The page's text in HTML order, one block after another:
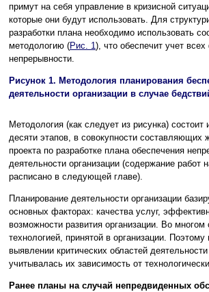
примут на себя управление в кризисной
которые они будут использовать. Для
разработки плана необходимо использовать
методологию (Рис. 1), что обеспечит учет
непрерывности.
Рисунок 1. Методология планирования
деятельности организации в случае
Методология (как следует из рисунка) состоит
десяти этапов, в совокупности составляющих
проекта по разработке плана обеспечения
деятельности организации (содержание работ
расписано в следующей главе).
Планирование деятельности организации
основных факторах: качества услуг,
возможности развития организации. Во многом
технологией, принятой в организации.
выявлении критических областей деятельности
учитывалась их зависимость от
Ранее планы на случай непредвиденных